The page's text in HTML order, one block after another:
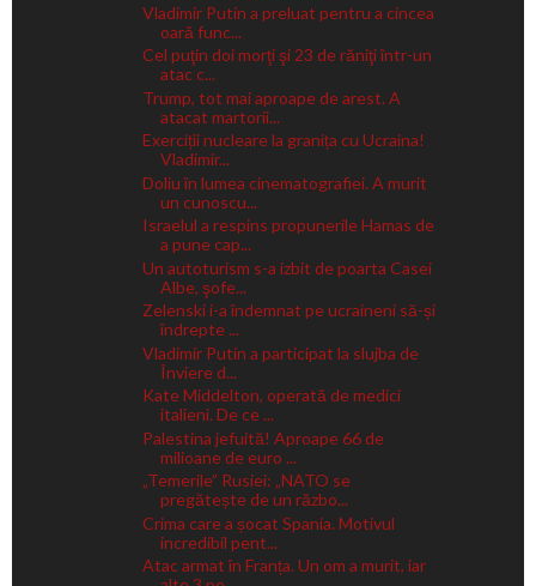
Vladimir Putin a preluat pentru a cincea
oară func...
Cel puţin doi morţi şi 23 de răniţi într-un
atac c...
Trump, tot mai aproape de arest. A
atacat martorii...
Exerciții nucleare la granița cu Ucraina!
Vladimir...
Doliu în lumea cinematografiei. A murit
un cunoscu...
Israelul a respins propunerile Hamas de
a pune cap...
Un autoturism s-a izbit de poarta Casei
Albe, şofe...
Zelenski i-a îndemnat pe ucraineni să-și
îndrepte ...
Vladimir Putin a participat la slujba de
Înviere d...
Kate Middelton, operată de medici
italieni. De ce ...
Palestina jefuită! Aproape 66 de
milioane de euro ...
„Temerile” Rusiei: „NATO se
pregătește de un războ...
Crima care a șocat Spania. Motivul
incredibil pent...
Atac armat în Franța. Un om a murit, iar